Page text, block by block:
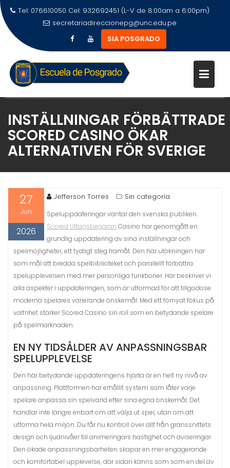
Tel: 076610050 Cel: 932692451 (L-V de 8:00am a 6:00pm)
secretariadireccionepg@unc.edu.pe
SIA POSGRADO
INSTÄLLNINGAR FÖRBÄTTRADE
SCORED CASINO ÖKAR
ALTERNATIVEN FÖR SVERIGE
27
Jun
2026
Jefferson Torres Sin categoría
Speluppdateringar väntar den svenska publiken.
Scored Uttagsbegäran Casino har genomgått en
grundlig uppdatering av sina inställningar och
spelmöjligheter, ett tydligt steg framåt. Den här utökningen har
som mål att bredda spelbiblioteket och parallellt förbättra
spelupplevelsen med mer personliga funktioner. Här beskriver vi
alla aspekter i uppdateringen, som är utformad för att tillgodose
moderna spelares varierande önskemål. Med ett förnyat fokus på
valfrihet stärker Scored Casino sin roll som en betydande spelare
på spelmarknaden.
EN NY TIDSÅLDER AV ANPASSNINGSBAR
SPELUPPLEVELSE
Den här betydande uppdateringens hjärta är en helt ny nivå av
anpassning. Plattformen har erhållit system som låter varje
spelare anpassa sin spelvärld efter sina egna önskemål. Det
handlar inte längre enbart om att välja ut spel, utan om att
utforma hela miljön. Du får nu kontroll över allt från gränssnittets
design och ljudnivåer till animeringars hastighet och aviseringar.
Den ökade anpassningsbarheten skapar en mer engagerande
och komfortabel upplevelse, där sidan känns som som en del av